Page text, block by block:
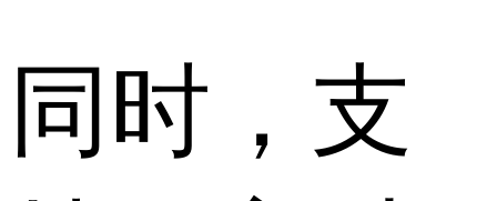
同时，支